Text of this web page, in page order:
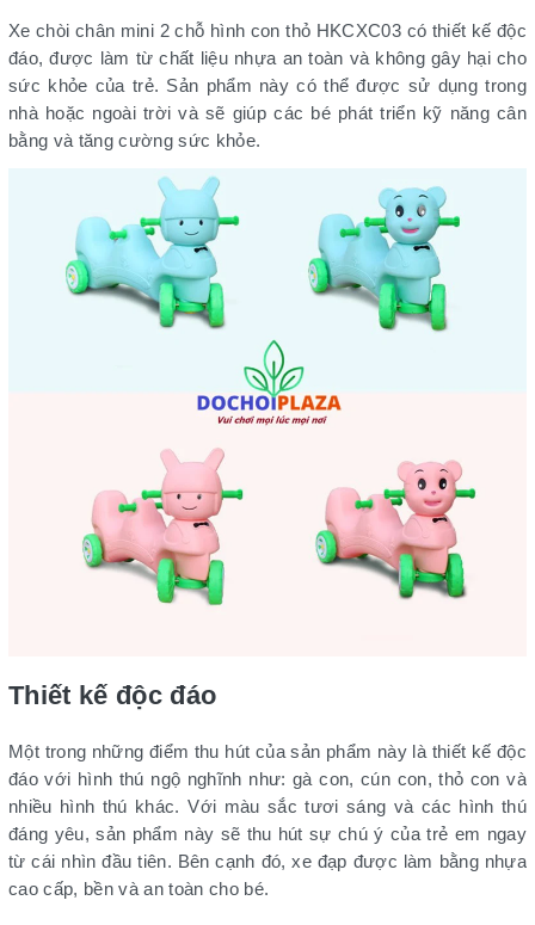
Xe chòi chân mini 2 chỗ hình con thỏ HKCXC03 có thiết kế độc
đáo, được làm từ chất liệu nhựa an toàn và không gây hại cho
sức khỏe của trẻ. Sản phẩm này có thể được sử dụng trong
nhà hoặc ngoài trời và sẽ giúp các bé phát triển kỹ năng cân
bằng và tăng cường sức khỏe.
Thiết kế độc đáo
Một trong những điểm thu hút của sản phẩm này là thiết kế độc
đáo với hình thú ngộ nghĩnh như: gà con, cún con, thỏ con và
nhiều hình thú khác. Với màu sắc tươi sáng và các hình thú
đáng yêu, sản phẩm này sẽ thu hút sự chú ý của trẻ em ngay
từ cái nhìn đầu tiên. Bên cạnh đó, xe đạp được làm bằng nhựa
cao cấp, bền và an toàn cho bé.